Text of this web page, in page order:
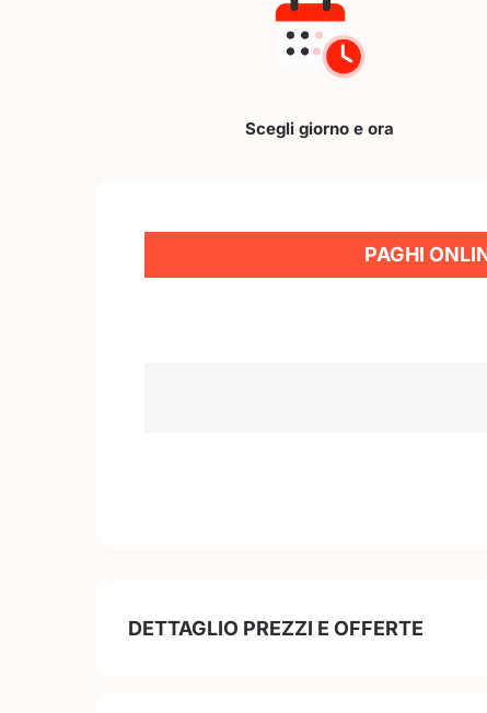
Scegli giorno e ora
PAGHI
DETTAGLIO PREZZI E OFFERTE